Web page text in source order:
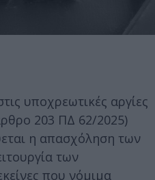
υποχρεωτικές αργίες
203 ΠΔ 62/2025)
η απασχόληση των
των
που νόμιμα